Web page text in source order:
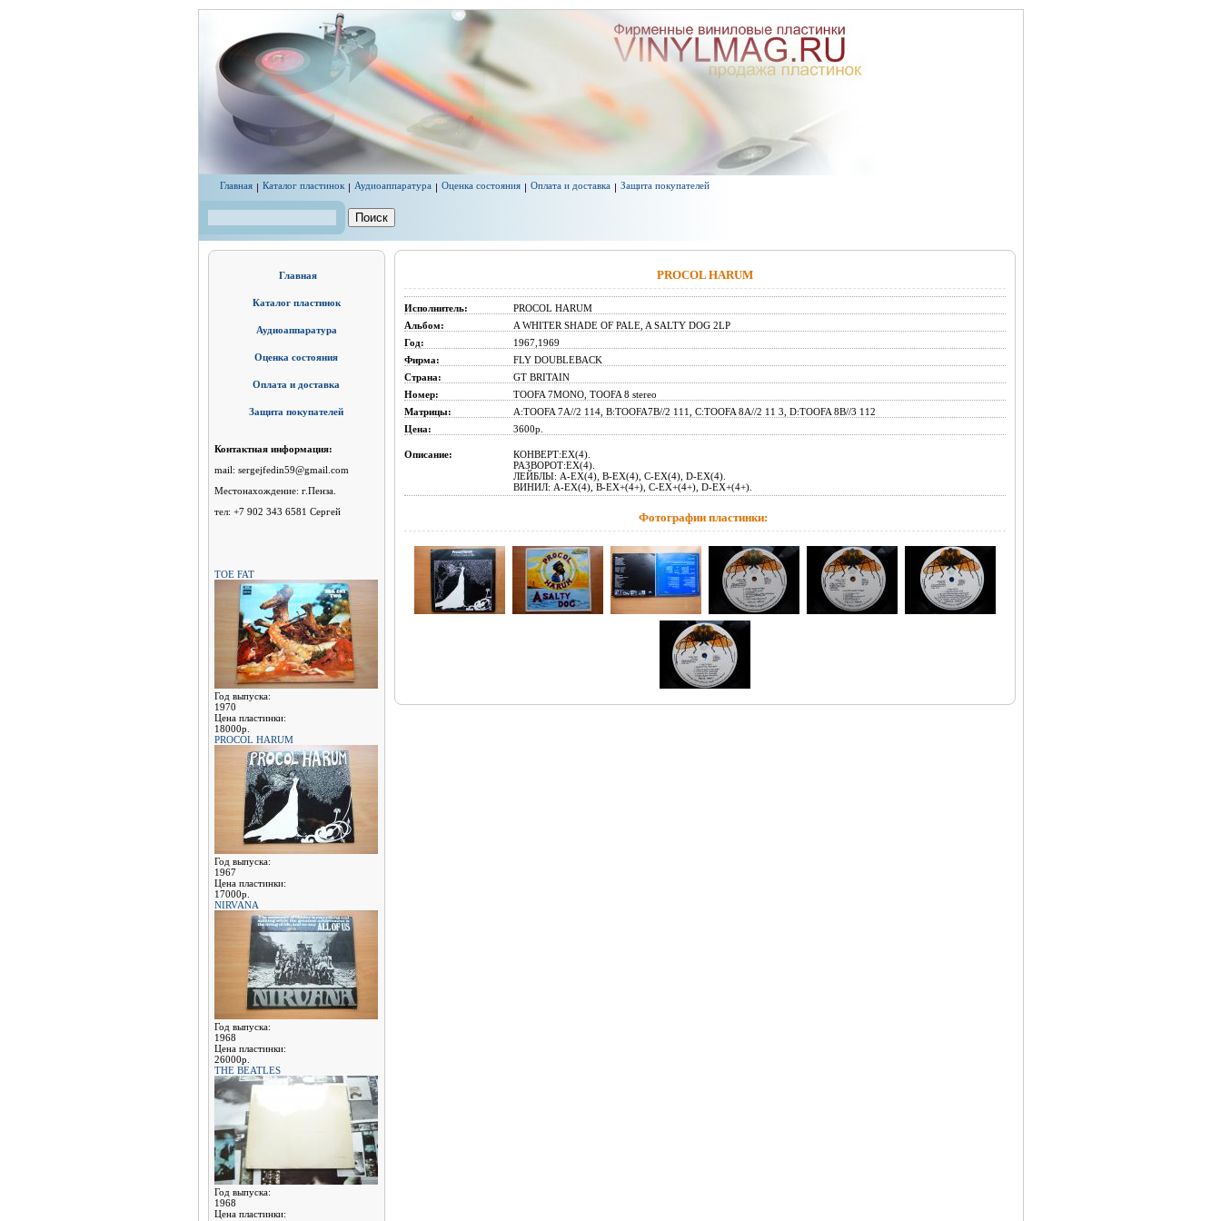
Главная Каталог пластинок Аудиоаппаратура Оценка состояния Оплата и доставка Защита покупателей
Главная
Каталог пластинок
Аудиоаппаратура
Оценка состояния
Оплата и доставка
Защита покупателей
Контактная информация:
mail: sergejfedin59@gmail.com
Местонахождение: г.Пенза.
тел: +7 902 343 6581 Сергей
TOE FAT
Год выпуска:
1970
Цена пластинки:
18000р.
PROCOL HARUM
Год выпуска:
1967
Цена пластинки:
17000р.
NIRVANA
Год выпуска:
1968
Цена пластинки:
26000р.
THE BEATLES
Год выпуска:
1968
Цена пластинки:
PROCOL HARUM
Исполнитель:
PROCOL HARUM
Альбом:
A WHITER SHADE OF PALE, A SALTY DOG 2LP
Год:
1967,1969
Фирма:
FLY DOUBLEBACK
Страна:
GT BRITAIN
Номер:
TOOFA 7MONO, TOOFA 8 stereo
Матрицы:
A:TOOFA 7A//2 114, B:TOOFA7B//2 111, C:TOOFA 8A//2 11 3, D:TOOFA 8B//3 112
Цена:
3600p.
Описание:
КОНВЕРТ:EX(4).
РАЗВОРОТ:EX(4).
ЛЕЙБЛЫ: A-EX(4), B-EX(4), C-EX(4), D-EX(4).
ВИНИЛ: A-EX(4), B-EX+(4+), C-EX+(4+), D-EX+(4+).
Фотографии пластинки: